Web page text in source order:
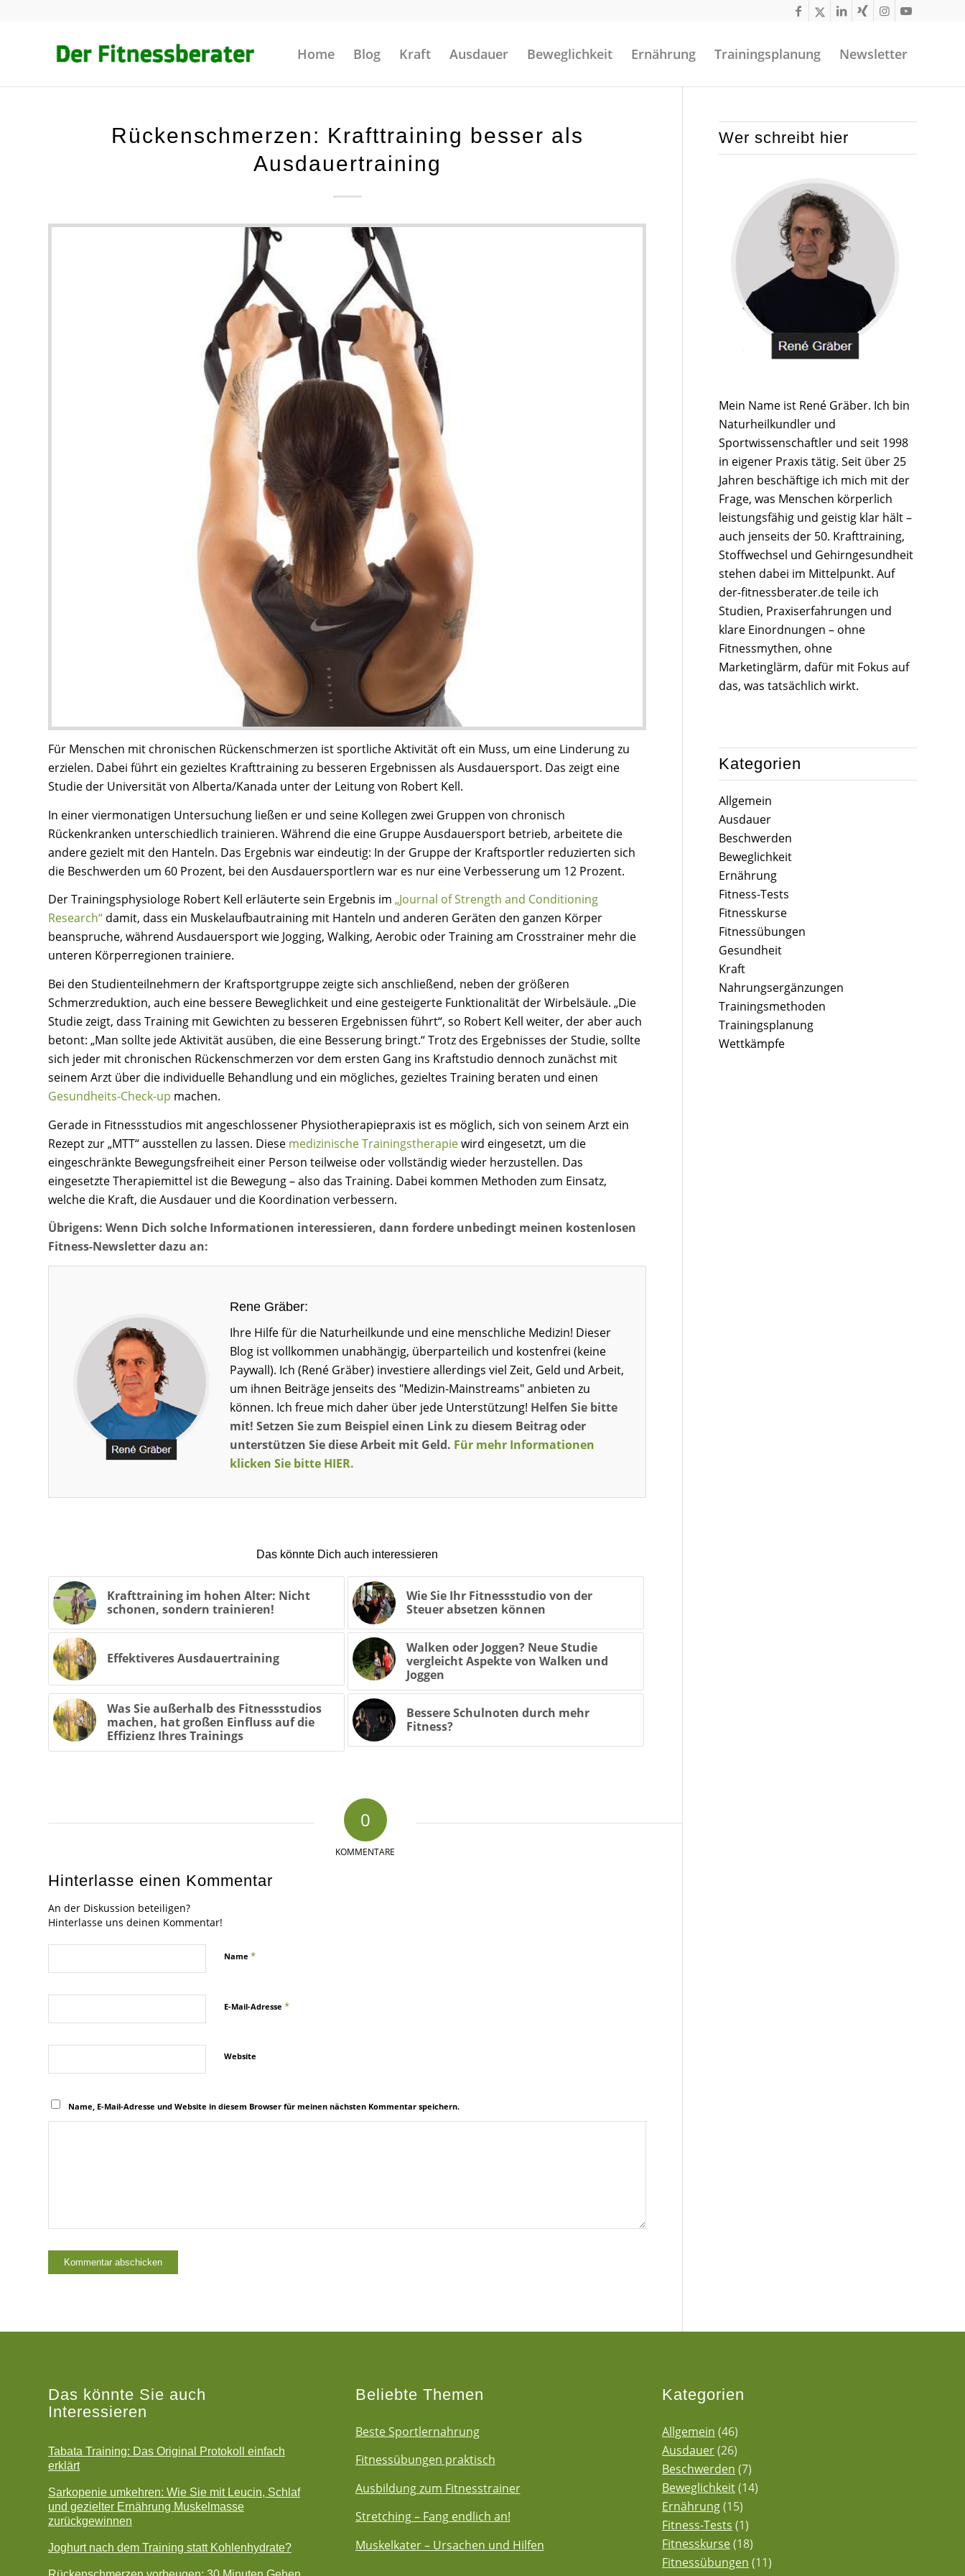
Home Blog Kraft Ausdauer Beweglichkeit Ernährung Trainingsplanung Newsletter
Rückenschmerzen: Krafttraining besser als
Ausdauertraining
Für Menschen mit chronischen Rückenschmerzen ist sportliche Aktivität oft ein Muss, um eine Linderung zu
erzielen. Dabei führt ein gezieltes Krafttraining zu besseren Ergebnissen als Ausdauersport. Das zeigt eine
Studie der Universität von Alberta/Kanada unter der Leitung von Robert Kell.
In einer viermonatigen Untersuchung ließen er und seine Kollegen zwei Gruppen von chronisch
Rückenkranken unterschiedlich trainieren. Während die eine Gruppe Ausdauersport betrieb, arbeitete die
andere gezielt mit den Hanteln. Das Ergebnis war eindeutig: In der Gruppe der Kraftsportler reduzierten sich
die Beschwerden um 60 Prozent, bei den Ausdauersportlern war es nur eine Verbesserung um 12 Prozent.
Der Trainingsphysiologe Robert Kell erläuterte sein Ergebnis im „Journal of Strength and Conditioning
Research“ damit, dass ein Muskelaufbautraining mit Hanteln und anderen Geräten den ganzen Körper
beanspruche, während Ausdauersport wie Jogging, Walking, Aerobic oder Training am Crosstrainer mehr die
unteren Körperregionen trainiere.
Bei den Studienteilnehmern der Kraftsportgruppe zeigte sich anschließend, neben der größeren
Schmerzreduktion, auch eine bessere Beweglichkeit und eine gesteigerte Funktionalität der Wirbelsäule. „Die
Studie zeigt, dass Training mit Gewichten zu besseren Ergebnissen führt“, so Robert Kell weiter, der aber auch
betont: „Man sollte jede Aktivität ausüben, die eine Besserung bringt.“ Trotz des Ergebnisses der Studie, sollte
sich jeder mit chronischen Rückenschmerzen vor dem ersten Gang ins Kraftstudio dennoch zunächst mit
seinem Arzt über die individuelle Behandlung und ein mögliches, gezieltes Training beraten und einen
Gesundheits-Check-up machen.
Gerade in Fitnessstudios mit angeschlossener Physiotherapiepraxis ist es möglich, sich von seinem Arzt ein
Rezept zur „MTT“ ausstellen zu lassen. Diese medizinische Trainingstherapiewird eingesetzt, um die
eingeschränkte Bewegungsfreiheit einer Person teilweise oder vollständig wieder herzustellen. Das
eingesetzte Therapiemittel ist die Bewegung – also das Training. Dabei kommen Methoden zum Einsatz,
welche die Kraft, die Ausdauer und die Koordination verbessern.
Übrigens: Wenn Dich solche Informationen interessieren, dann fordere unbedingt meinen kostenlosen
Fitness-Newsletter dazu an:
Rene Gräber:
Ihre Hilfe für die Naturheilkunde und eine menschliche Medizin! Dieser
Blog ist vollkommen unabhängig, überparteilich und kostenfrei (keine
Paywall). Ich (René Gräber) investiere allerdings viel Zeit, Geld und Arbeit,
um ihnen Beiträge jenseits des "Medizin-Mainstreams" anbieten zu
können. Ich freue mich daher über jede Unterstützung! Helfen Sie bitte
mit! Setzen Sie zum Beispiel einen Link zu diesem Beitrag oder
unterstützen Sie diese Arbeit mit Geld. Für mehr Informationen
klicken Sie bitte HIER.
Das könnte Dich auch interessieren
Krafttraining im hohen Alter: Nicht
schonen, sondern trainieren!
Wie Sie Ihr Fitnessstudio von der
Steuer absetzen können
Effektiveres Ausdauertraining
Walken oder Joggen? Neue Studie
vergleicht Aspekte von Walken und
Joggen
Was Sie außerhalb des Fitnessstudios
machen, hat großen Einfluss auf die
Effizienz Ihres Trainings
Bessere Schulnoten durch mehr
Fitness?
0
KOMMENTARE
Hinterlasse einen Kommentar
An der Diskussion beteiligen?
Hinterlasse uns deinen Kommentar!
Name *
E-Mail-Adresse *
Website
Name, E-Mail-Adresse und Website in diesem Browser für meinen nächsten Kommentar speichern.
Wer schreibt hier
Mein Name ist René Gräber. Ich bin
Naturheilkundler und
Sportwissenschaftler und seit 1998
in eigener Praxis tätig. Seit über 25
Jahren beschäftige ich mich mit der
Frage, was Menschen körperlich
leistungsfähig und geistig klar hält –
auch jenseits der 50. Krafttraining,
Stoffwechsel und Gehirngesundheit
stehen dabei im Mittelpunkt. Auf
der-fitnessberater.de teile ich
Studien, Praxiserfahrungen und
klare Einordnungen – ohne
Fitnessmythen, ohne
Marketinglärm, dafür mit Fokus auf
das, was tatsächlich wirkt.
Kategorien
Allgemein
Ausdauer
Beschwerden
Beweglichkeit
Ernährung
Fitness-Tests
Fitnesskurse
Fitnessübungen
Gesundheit
Kraft
Nahrungsergänzungen
Trainingsmethoden
Trainingsplanung
Wettkämpfe
Das könnte Sie auch
Interessieren
Tabata Training: Das Original Protokoll einfach
erklärt
Sarkopenie umkehren: Wie Sie mit Leucin, Schlaf
und gezielter Ernährung Muskelmasse
zurückgewinnen
Joghurt nach dem Training statt Kohlenhydrate?
Beliebte Themen
Beste Sportlernahrung
Fitnessübungen praktisch
Ausbildung zum Fitnesstrainer
Stretching – Fang endlich an!
Muskelkater – Ursachen und Hilfen
Kategorien
Allgemein (46)
Ausdauer(26)
Beschwerden (7)
Beweglichkeit(14)
Ernährung(15)
Fitness-Tests (1)
Fitnesskurse(18)
Fitnessübungen (11)